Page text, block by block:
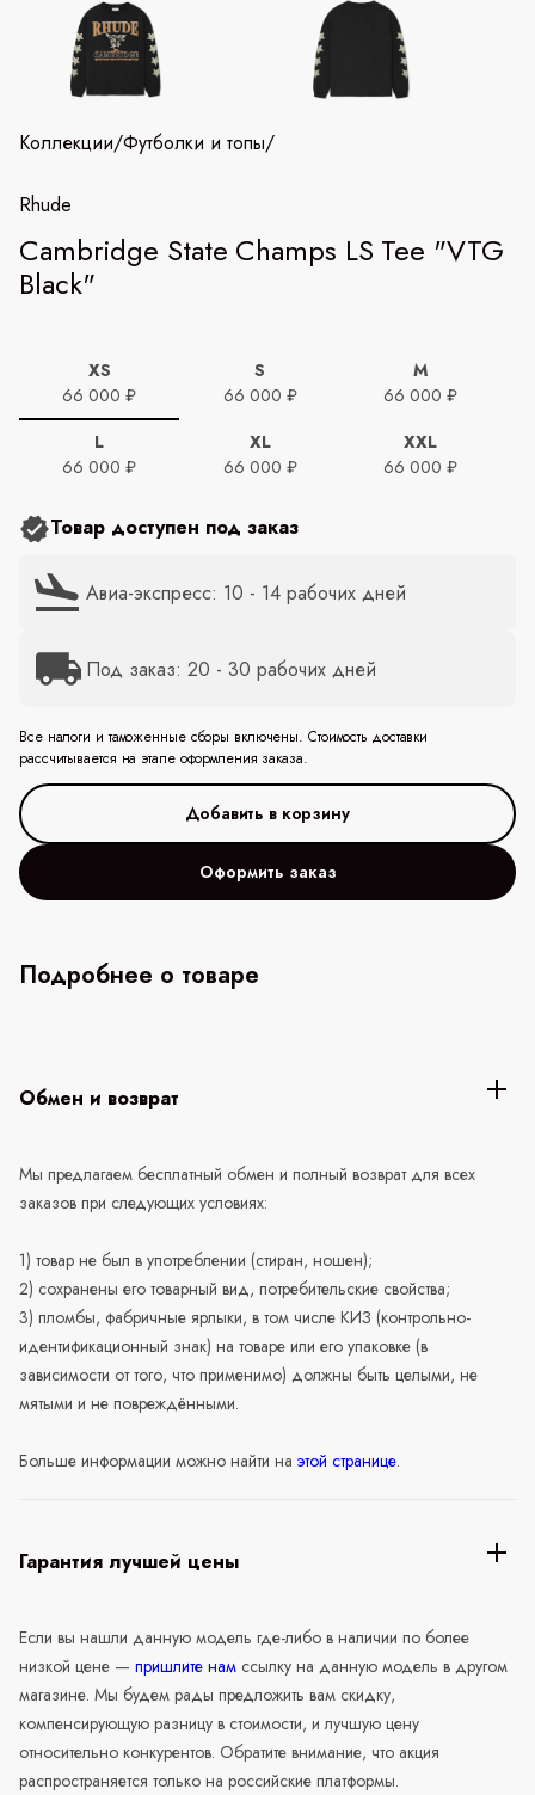
Коллекции/Футболки и топы/
Rhude
Cambridge State Champs LS Tee "VTG
Black"
XS
66 000 ₽
S
66 000 ₽
M
66 000 ₽
L
66 000 ₽
XL
66 000 ₽
XXL
66 000 ₽
Товар доступен под заказ
Авиа-экспресс: 10 - 14 рабочих дней
Под заказ: 20 - 30 рабочих дней
Все налоги и таможенные сборы включены. Стоимость доставки
рассчитывается на этапе оформления заказа.
Оформить заказ
Подробнее о товаре
Обмен и возврат
Мы предлагаем бесплатный обмен и полный возврат для всех
заказов при следующих условиях:
1) товар не был в употреблении (стиран, ношен);
2) сохранены его товарный вид, потребительские свойства;
3) пломбы, фабричные ярлыки, в том числе КИЗ (контрольно-
идентификационный знак) на товаре или его упаковке (в
зависимости от того, что применимо) должны быть целыми, не
мятыми и не повреждёнными.
Больше информации можно найти на этой странице.
Гарантия лучшей цены
Если вы нашли данную модель где-либо в наличии по более
низкой цене — пришлите нам ссылку на данную модель в другом
магазине. Мы будем рады предложить вам скидку,
компенсирующую разницу в стоимости, и лучшую цену
относительно конкурентов. Обратите внимание, что акция
распространяется только на российские платформы.